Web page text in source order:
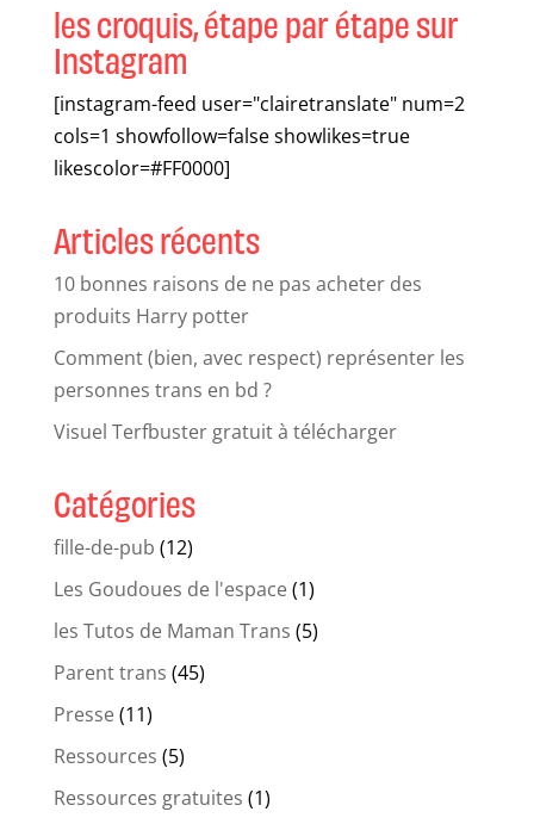
les croquis, étape par étape sur
Instagram
[instagram-feed user="clairetranslate" num=2
cols=1 showfollow=false showlikes=true
likescolor=#FF0000]
Articles récents
10 bonnes raisons de ne pas acheter des
produits Harry potter
Comment (bien, avec respect) représenter les
personnes trans en bd ?
Visuel Terfbuster gratuit à télécharger
Catégories
fille-de-pub (12)
Les Goudoues de l'espace(1)
les Tutos de Maman Trans (5)
Parent trans (45)
Presse(11)
Ressources (5)
Ressources gratuites (1)